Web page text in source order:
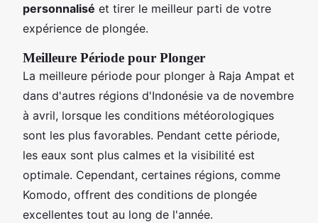
personnalisé et tirer le meilleur parti de votre
expérience de plongée.
Meilleure Période pour Plonger
La meilleure période pour plonger à Raja Ampat et
dans d'autres régions d'Indonésie va de novembre
à avril, lorsque les conditions météorologiques
sont les plus favorables. Pendant cette période,
les eaux sont plus calmes et la visibilité est
optimale. Cependant, certaines régions, comme
Komodo, offrent des conditions de plongée
excellentes tout au long de l'année.